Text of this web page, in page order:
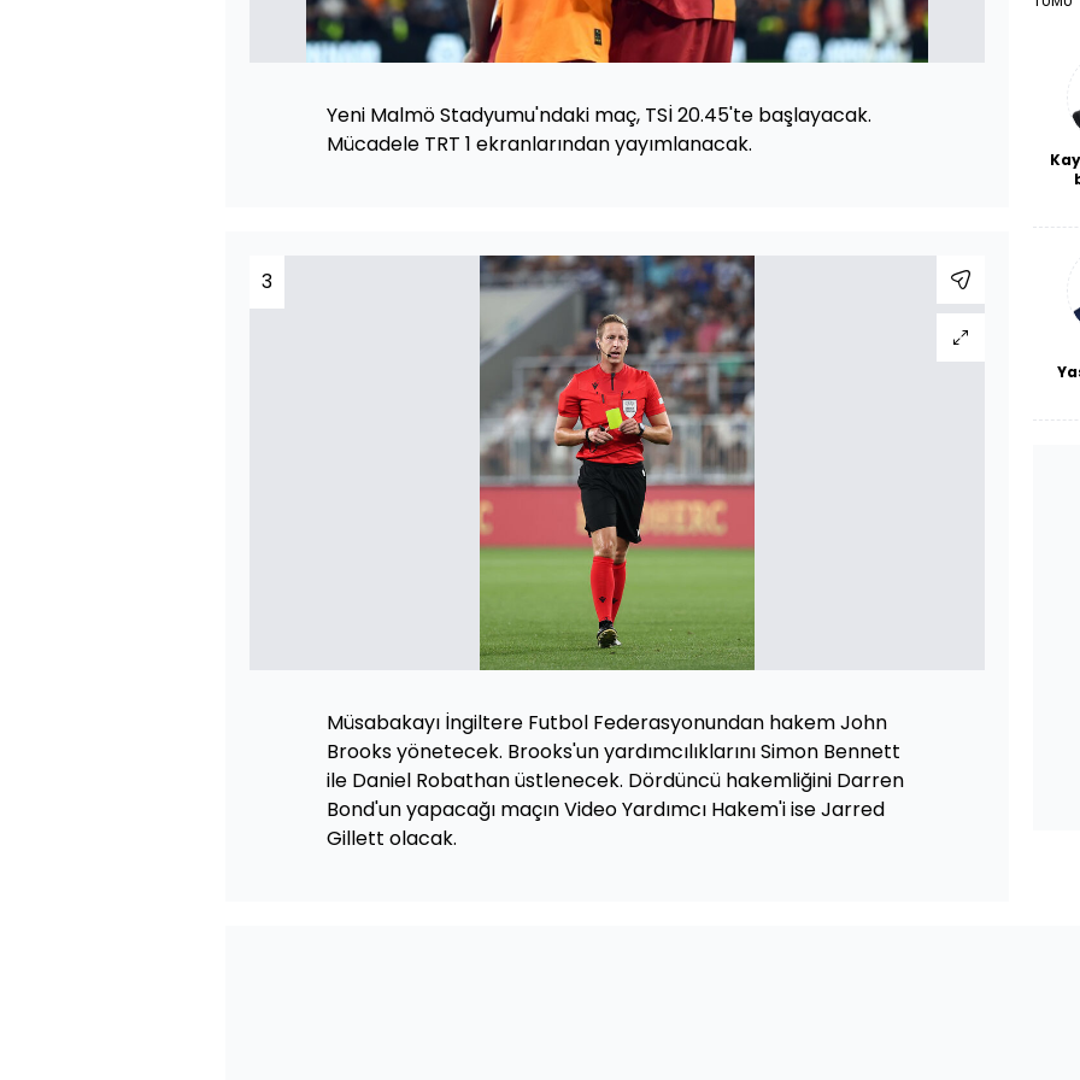
Yeni Malmö Stadyumu'ndaki maç, TSİ 20.45'te başlayacak.
Mücadele TRT 1 ekranlarından yayımlanacak.
3
Müsabakayı İngiltere Futbol Federasyonundan hakem John
Brooks yönetecek. Brooks'un yardımcılıklarını Simon Bennett
ile Daniel Robathan üstlenecek. Dördüncü hakemliğini Darren
Bond'un yapacağı maçın Video Yardımcı Hakem'i ise Jarred
Gillett olacak.